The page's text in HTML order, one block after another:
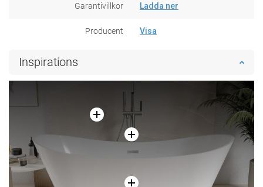
Garantivillkor Ladda ner
Producent Visa
Inspirations